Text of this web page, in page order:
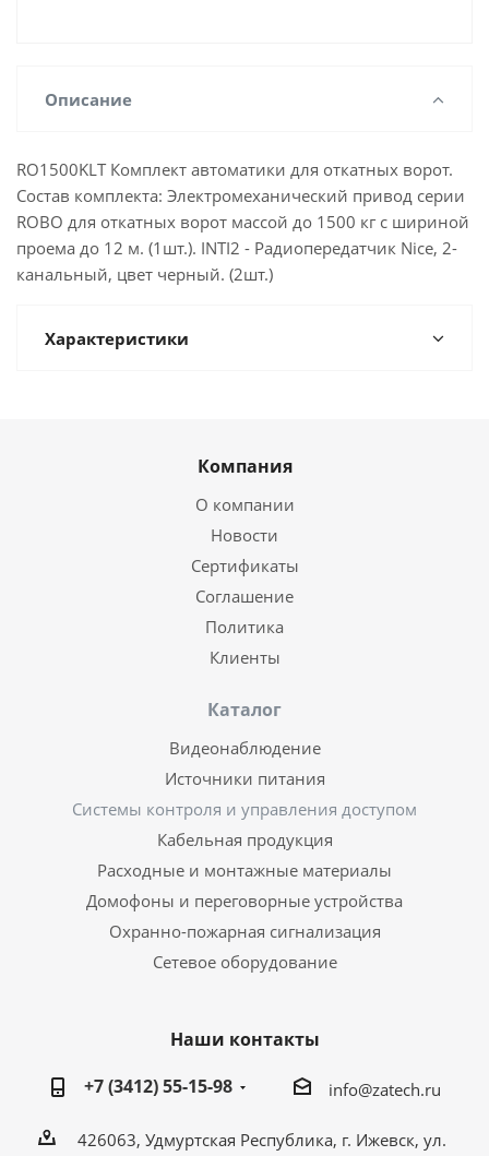
Описание
RO1500KLT Комплект автоматики для откатных ворот.
Состав комплекта: Электромеханический привод серии
ROBO для откатных ворот массой до 1500 кг с шириной
проема до 12 м. (1шт.). INTI2 - Радиопередатчик Nice, 2-
канальный, цвет черный. (2шт.)
Характеристики
Компания
О компании
Новости
Сертификаты
Соглашение
Политика
Клиенты
Каталог
Видеонаблюдение
Источники питания
Системы контроля и управления доступом
Кабельная продукция
Расходные и монтажные материалы
Домофоны и переговорные устройства
Охранно-пожарная сигнализация
Сетевое оборудование
Наши контакты
+7 (3412) 55-15-98
info@zatech.ru
426063, Удмуртская Республика, г. Ижевск, ул.